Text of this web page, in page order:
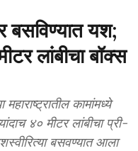
बसविण्यात यश;
लांबीचा बॉक्स
कामांमध्ये
४० मीटर लांबीचा प्री-
बसवण्यात आला